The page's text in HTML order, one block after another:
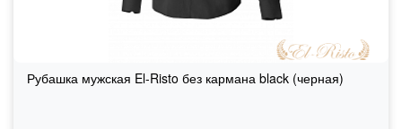
Рубашка мужская El-Risto без кармана black (черная)